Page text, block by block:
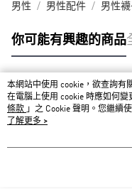
男性 男性配件 男性
你可能有興趣的商品
熱門標籤
本網站中使用 cookie，欲查詢有
在電腦上使用 cookie 時應如何變
條款 」之 Cookie 聲明。您繼續
款之 Cookie 聲明使用 cookie。
了解更多 >